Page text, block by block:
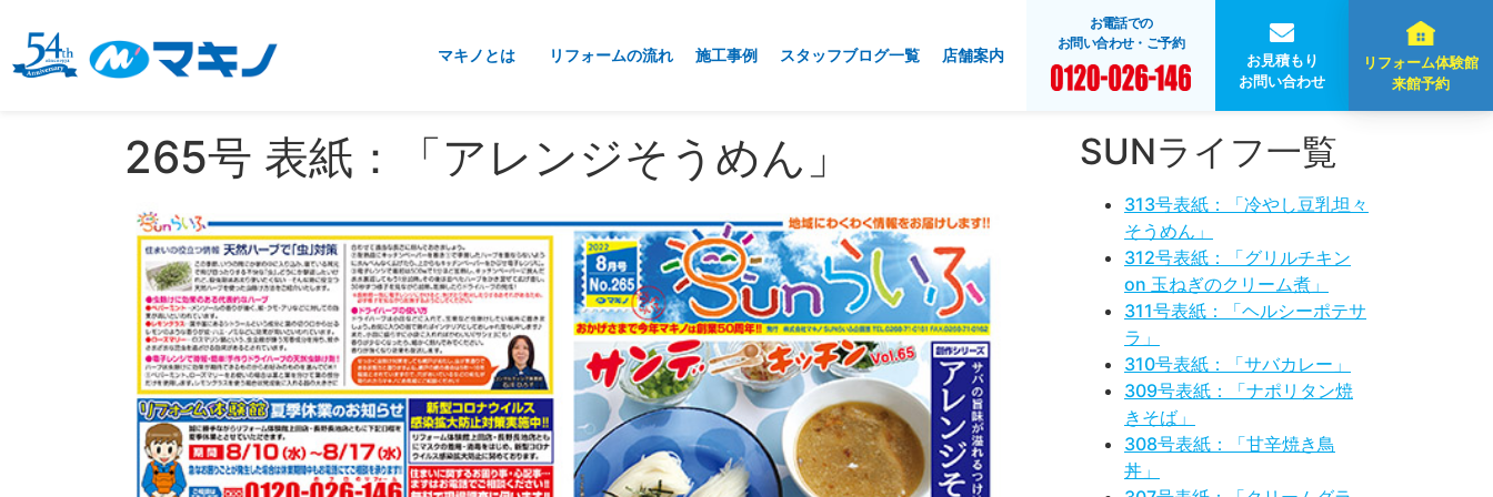
マキノとは リフォームの流れ 施工事例 スタッフブログ一覧 店舗案内
お電話での
お問い合わせ・ご予約
お見積もり
お問い合わせ
リフォーム体験館
来館予約
265号 表紙：「アレンジそうめん」 SUNライフ一覧
313号表紙：「冷やし豆乳坦々
そうめん」
312号表紙：「グリルチキン
on 玉ねぎのクリーム煮」
311号表紙：「ヘルシーポテサ
ラ」
310号表紙：「サバカレー」
309号表紙：「ナポリタン焼
きそば」
308号表紙：「甘辛焼き鳥
丼」